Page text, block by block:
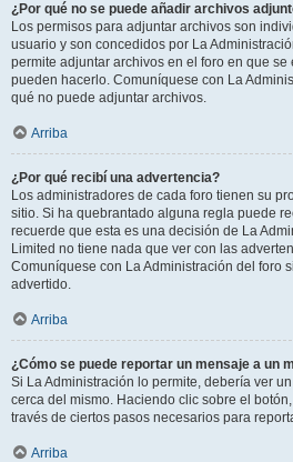
¿Por qué no se puede añadir archivos
Los permisos para adjuntar archivos son
usuario y son concedidos por La
permite adjuntar archivos en el foro en que
pueden hacerlo. Comuníquese con La
qué no puede adjuntar archivos.
Arriba
¿Por qué recibí una advertencia?
Los administradores de cada foro tienen su
sitio. Si ha quebrantado alguna regla puede
recuerde que esta es una decisión de La
Limited no tiene nada que ver con las
Comuníquese con La Administración del foro
advertido.
Arriba
¿Cómo se puede reportar un mensaje a un
Si La Administración lo permite, debería ver
cerca del mismo. Haciendo clic sobre el
través de ciertos pasos necesarios para
Arriba